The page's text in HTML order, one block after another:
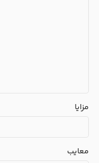
مزایا
معایب